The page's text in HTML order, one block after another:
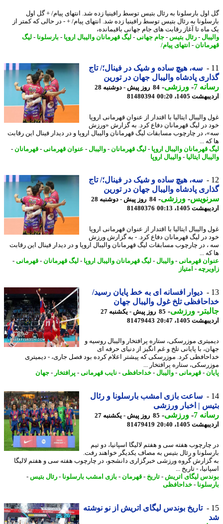
بارسلونا به رئال بتیس توسط رافینیا زده شد. انتهای پیام/ + گل اول
به رئال بتیس توسط رافینیا زده شد. انتهای پیام/ + - در حالی که کمتر از
تا آغاز رقابت های جام جهانی باقیمانده،
-رئال بتیس-جام جهانی-لیگ قهرمانان والیبال اروپا - بارسلونا-لیگ
-انتهای پیام/
سه، هیچ ساده و شیک در فینال؛/ تاج
پادشاه والیبال جهان در تورین
7
-ورزشی-
84 روز پیش - دوشنبه 28
1405، 00:20
81480394
والیبال ایتالیا با اقتدار از عنوان قهرمانی اروپا
در لیگ قهرمانان دفاع کرد. به گزارش «ورزش
در چارچوب مسابقات لیگ قهرمانان والیبال اروپا و در دیدار فینال این رقابت
...
قهرمانان والیبال اروپا - لیگ قهرمانان-والیبال-عنوان قهرمانی-قهرمانان-
ایتالیا -والیبال اروپا
سه، هیچ ساده و شیک در فینال؛/ تاج
پادشاه والیبال جهان در تورین
-ورزشی-
84 روز پیش - دوشنبه 28
1405، 00:13
81480376
والیبال ایتالیا با اقتدار از عنوان قهرمانی اروپا
در لیگ قهرمانان دفاع کرد. - به گزارش ورزش
در چارچوب مسابقات لیگ قهرمانان والیبال اروپا و در دیدار فینال این رقابت
...
قهرمانی-والیبال-لیگ قهرمانان والیبال اروپا - لیگ قهرمانان-قهرمانی-
-امتیاز
دیوار افسانه ای به خط پایان رسید/
تلخ غول والیبال جهان
-ورزشی-
85 روز پیش - یکشنبه 27
1405، 20:47
81479443
موزرسکی، ستاره پرافتخار والیبال روسیه و
با پایانی تلخ و غم انگیز از دنیای حرفه ای
کرد. موزرسکی که پیشتر اعلام کرده بود فصل جاری، - دیمیتری
ستاره پرافتخار ...
-قهرمانی-والیبال-خداحافظی-نایب قهرمانی-پرافتخار-جهان
ساعت بازی امشب بارسلونا و رئال
| اخبار ورزشی
7
-ورزشی-
85 روز پیش - یکشنبه 27
1405، 20:40
81479419
هفته سی و هفتم لالیگا اسپانیا، دو تیم
و رئال بتیس به مصاف یکدیگر خواهند رفت.
گروه ورزشی خبرگزاری دانشجو، در چارچوب هفته سی و هفتم لالیگا
- تاریخ ...
لیگای اتریش -تاریخ- قهرمان -بازی امشب بارسلونا-رئال بتیس-
-خداحافظی
تاریخ بوندس لیگای اتریش از نو نوشته